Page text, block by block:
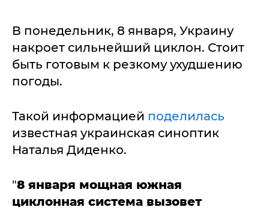
В понедельник, 8 января, Украину
накроет сильнейший циклон. Стоит
быть готовым к резкому ухудшению
погоды.
Такой информацией поделилась
известная украинская синоптик
Наталья Диденко.
"8 января мощная южная
циклонная система вызовет